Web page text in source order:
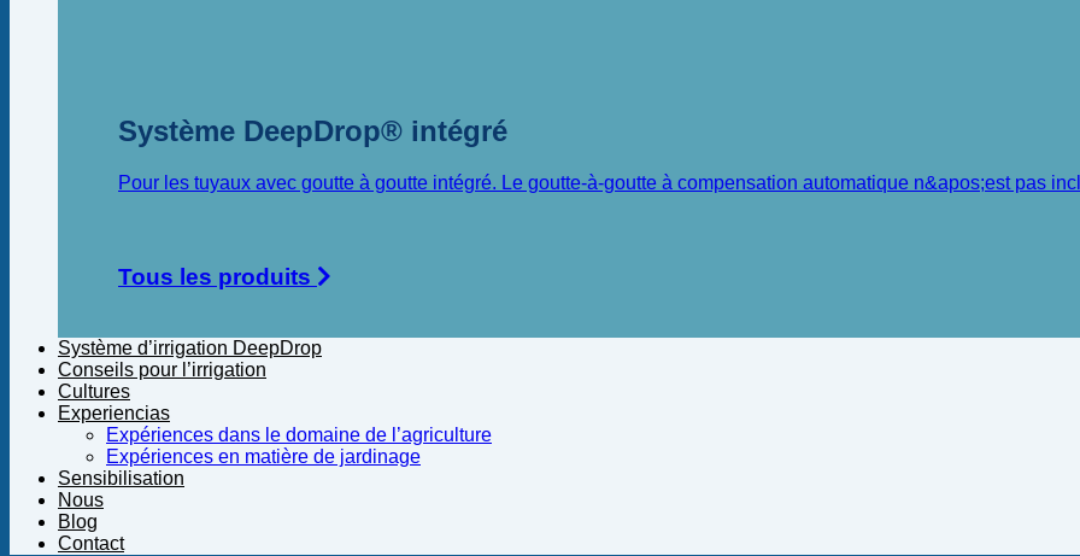
Système DeepDrop® intégré
Pour les tuyaux avec goutte à goutte intégré. Le goutte-à-goutte à compensation automatique n&apos;est pas
Tous les produits
Système d’irrigation DeepDrop
Conseils pour l’irrigation
Cultures
Experiencias
Expériences dans le domaine de l’agriculture
Expériences en matière de jardinage
Sensibilisation
Nous
Blog
Contact